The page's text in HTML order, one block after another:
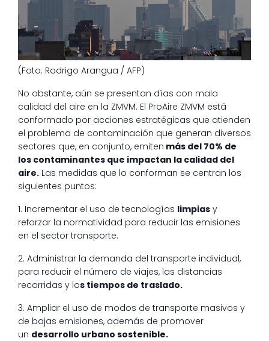
(Foto: Rodrigo Arangua / AFP)
No obstante, aún se presentan días con mala
calidad del aire en la ZMVM. El ProAire ZMVM está
conformado por acciones estratégicas que atienden
el problema de contaminación que generan diversos
sectores que, en conjunto, emiten más del 70% de
los contaminantes que impactan la calidad del
aire. Las medidas que lo conforman se centran los
siguientes puntos:
1. Incrementar el uso de tecnologías limpias y
reforzar la normatividad para reducir las emisiones
en el sector transporte.
2. Administrar la demanda del transporte individual,
para reducir el número de viajes, las distancias
recorridas y los tiempos de traslado.
3. Ampliar el uso de modos de transporte masivos y
de bajas emisiones, además de promover
un desarrollo urbano sostenible.